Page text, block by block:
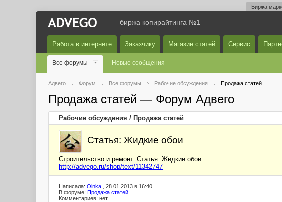
Биржа
— биржа копирайтинга №1
Работа в интернете Заказчику Магазин статей Сервис
Все форумы Новые сообщения
Адвего Форум Все форумы Рабочие обсуждения Продажа статей
Продажа статей — Форум Адвего
Рабочие обсуждения / Продажа статей
Статья: Жидкие обои
Строительство и ремонт. Статья: Жидкие обои
http://advego.ru/shop/text/11342747
Написала: Oinka , 28.01.2013 в 16:40
В форуме: Продажа статей
Комментариев: нет